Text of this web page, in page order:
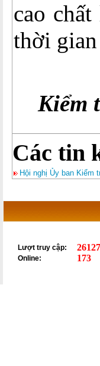
cao
thời
Kiểm
Các tin
Hội nghị Ủy ban Kiểm
Lượt truy cập:
Online: 173